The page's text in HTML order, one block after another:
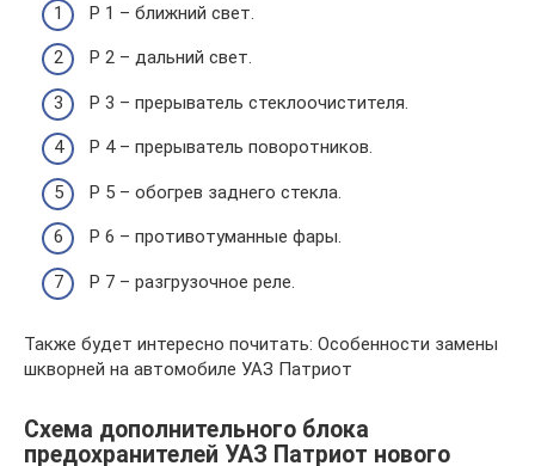
Р 1 – ближний свет.
Р 2 – дальний свет.
Р 3 – прерыватель стеклоочистителя.
Р 4 – прерыватель поворотников.
Р 5 – обогрев заднего стекла.
Р 6 – противотуманные фары.
Р 7 – разгрузочное реле.
Также будет интересно почитать: Особенности замены
шкворней на автомобиле УАЗ Патриот
Схема дополнительного блока
предохранителей УАЗ Патриот нового